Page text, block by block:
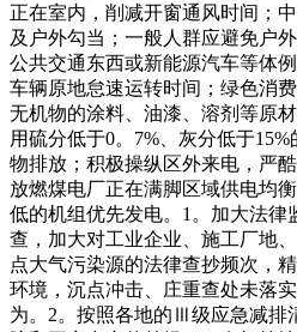
正在室内，削减开窗通风时间；
及户外勾当；一般人群应避免户
公共交通东西或新能源汽车等体
车辆原地怠速运转时间；绿色消
无机物的涂料、油漆、溶剂等原
用硫分低于0。7%、灰分低于
物排放；积极操纵区外来电，严
放燃煤电厂正在满脚区域供电均
低的机组优先发电。1。加大法律
查，加大对工业企业、施工厂地
点大气污染源的法律查抄频次，
环境，沉点冲击、庄重查处未落
为。2。按照各地的Ⅲ级应急减排